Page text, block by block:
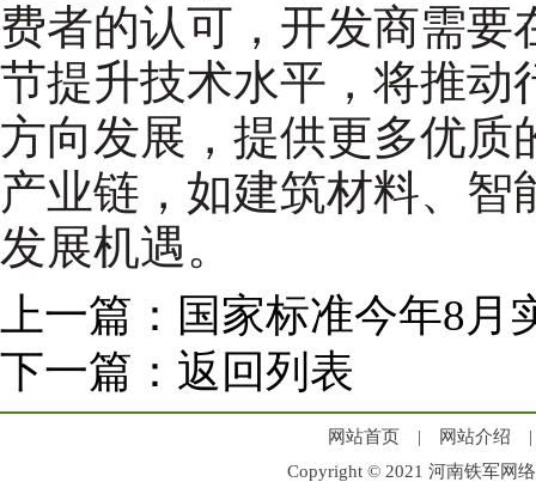
费者的认可，开发商需
节提升技术水平，将推动
方向发展，提供更多优质
产业链，如建筑材料、
发展机遇。
上一篇： 国家标准今年8月
下一篇： 返回列表
网站首页 | 网站介绍
Copyright © 2021 河南铁军网